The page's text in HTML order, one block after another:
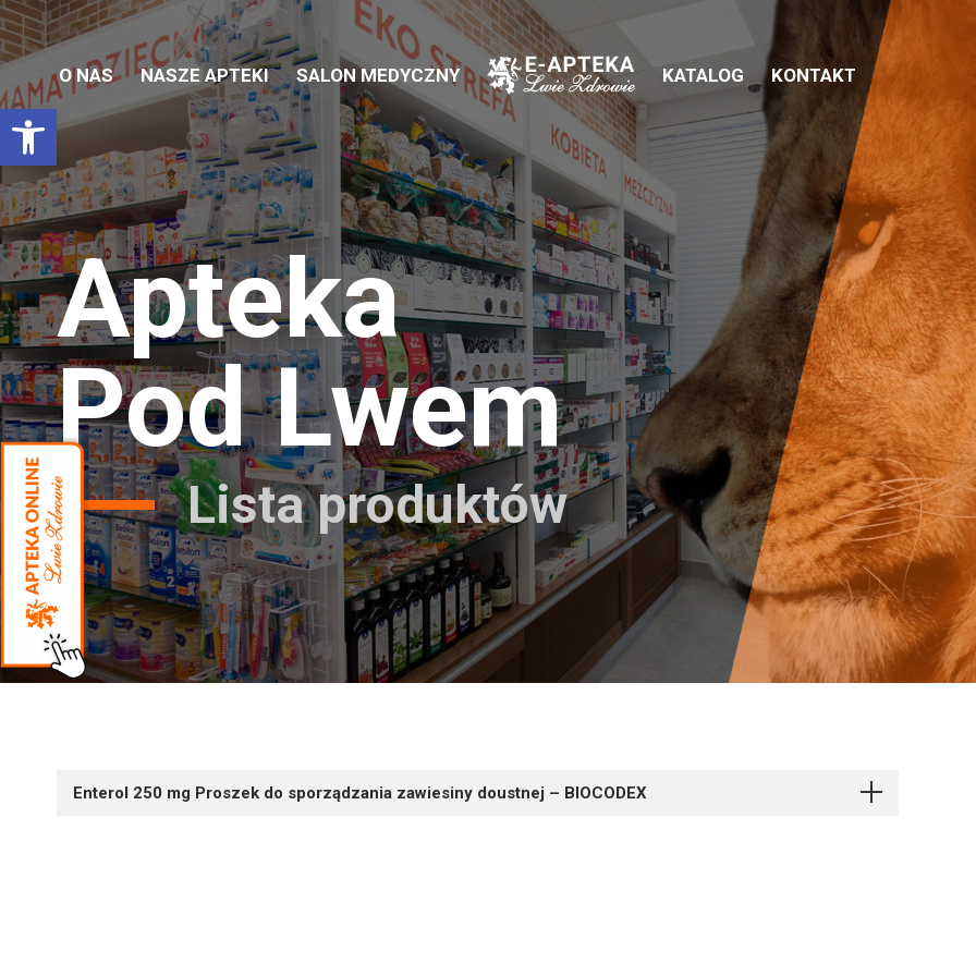
Otwórz pasek narzędzi
O NAS NASZE APTEKI SALON MEDYCZNY KATALOG KONTAKT
Apteka
Pod Lwem
Lista produktów
Enterol 250 mg Proszek do sporządzania zawiesiny doustnej – BIOCODEX